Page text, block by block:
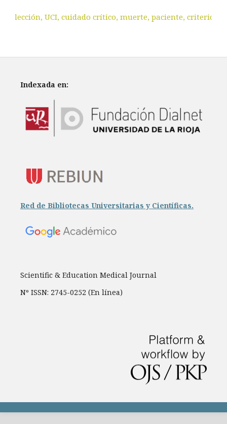
Selección, UCI, cuidado crítico, muerte, paciente, criterios.
Indexada en:
Red de Bibliotecas Universitarias y Científicas.
Scientific & Education Medical Journal
Nº ISSN: 2745-0252 (En línea)